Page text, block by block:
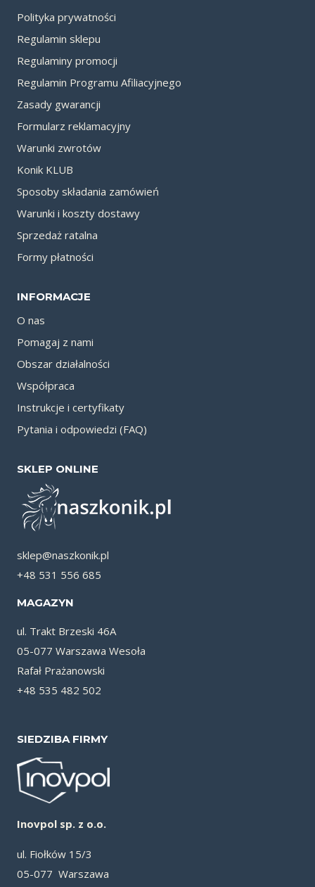
Polityka prywatności
Regulamin sklepu
Regulaminy promocji
Regulamin Programu Afiliacyjnego
Zasady gwarancji
Formularz reklamacyjny
Warunki zwrotów
Konik KLUB
Sposoby składania zamówień
Warunki i koszty dostawy
Sprzedaż ratalna
Formy płatności
INFORMACJE
O nas
Pomagaj z nami
Obszar działalności
Współpraca
Instrukcje i certyfikaty
Pytania i odpowiedzi (FAQ)
SKLEP ONLINE
sklep@naszkonik.pl
+48 531 556 685
MAGAZYN
ul. Trakt Brzeski 46A
05-077 Warszawa Wesoła
Rafał Prażanowski
+48 535 482 502
SIEDZIBA FIRMY
Inovpol sp. z o.o.
ul. Fiołków 15/3
05-077 Warszawa